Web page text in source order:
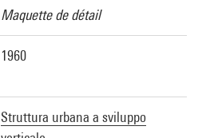
Maquette de détail
1960
Struttura urbana a sviluppo